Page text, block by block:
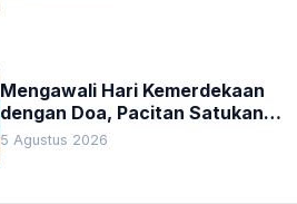
Mengawali Hari Kemerdekaan
dengan Doa, Pacitan Satukan
Hati untuk Indonesia
5 Agustus 2026